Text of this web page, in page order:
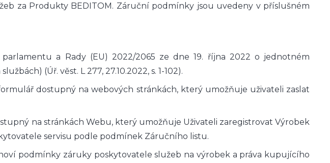
za Produkty BEDITOM. Záruční podmínky jsou uvedeny v příslušném
a Rady (EU) 2022/2065 ze dne 19. října 2022 o jednotném
(Úř. věst. L 277, 27.10.2022, s. 1-102).
dostupný na webových stránkách, který umožňuje uživateli zaslat
na stránkách Webu, který umožňuje Uživateli zaregistrovat Výrobek
servisu podle podmínek Záručního listu.
podmínky záruky poskytovatele služeb na výrobek a práva kupujícího